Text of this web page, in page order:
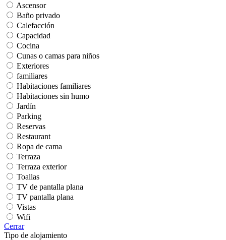
Ascensor
Baño privado
Calefacción
Capacidad
Cocina
Cunas o camas para niños
Exteriores
familiares
Habitaciones familiares
Habitaciones sin humo
Jardín
Parking
Reservas
Restaurant
Ropa de cama
Terraza
Terraza exterior
Toallas
TV de pantalla plana
TV pantalla plana
Vistas
Wifi
Cerrar
Tipo de alojamiento